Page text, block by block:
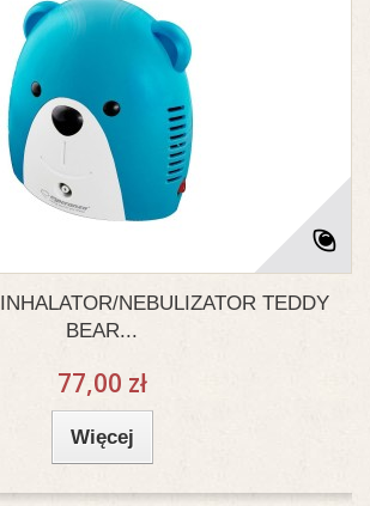
NEBULIZATOR TEDDY
BEAR...
77,00 zł
Więcej